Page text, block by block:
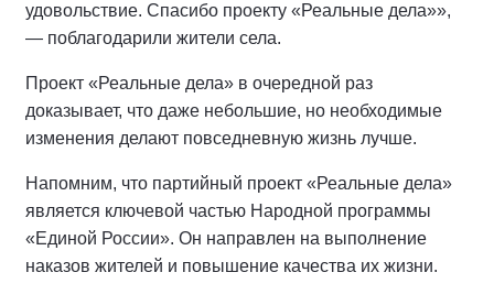
удовольствие. Спасибо проекту «Реальные дела»»,
— поблагодарили жители села.
Проект «Реальные дела» в очередной раз
доказывает, что даже небольшие, но необходимые
изменения делают повседневную жизнь лучше.
Напомним, что партийный проект «Реальные дела»
является ключевой частью Народной программы
«Единой России». Он направлен на выполнение
наказов жителей и повышение качества их жизни.